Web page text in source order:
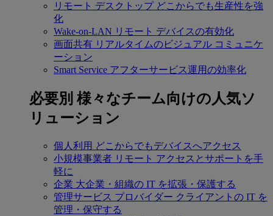
リモート デスクトップ どこからでも生産性を強
化
Wake-on-LAN リモート デバイスの有効化
画面共有 リアルタイムのビジュアル コミュニケ
ーション
Smart Service アフターサービス運用の効率化
必要別 様々なチーム向けの人気ソ
リューション
個人利用 どこからでもデバイスへアクセス
小規模事業者 リモート アクセスとサポートを手
軽に
企業 大企業・組織の IT を拡張・保護する
管理サービス プロバイダー クライアントの IT を
管理・保守する